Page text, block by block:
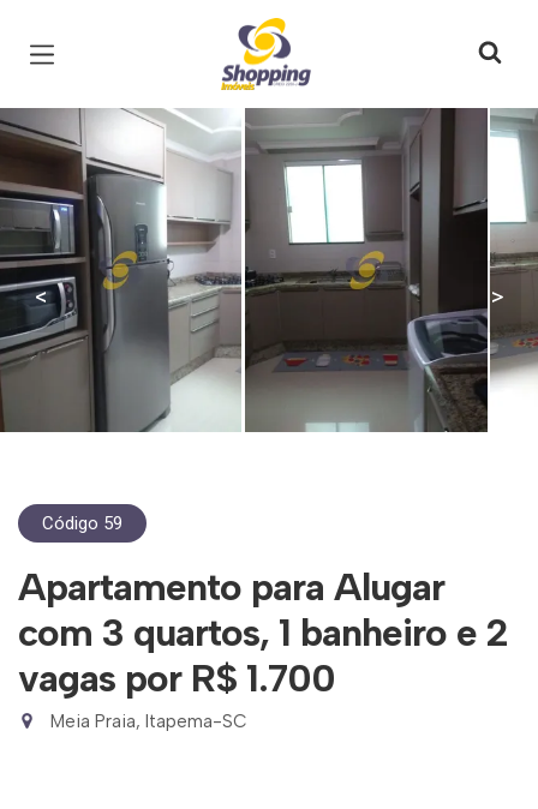
Página inicial
< >
Código 59
Apartamento para Alugar
com 3 quartos, 1 banheiro e 2
vagas por R$ 1.700
Meia Praia, Itapema-SC